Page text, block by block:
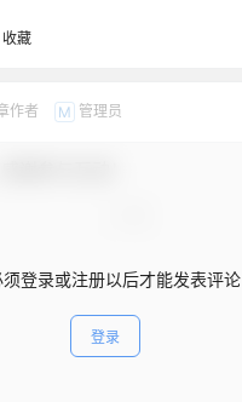
收藏
作者 M 管理员
登录或注册以后才能发表评论
登录